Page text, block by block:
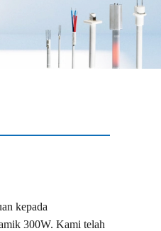
kepada
300W. Kami telah